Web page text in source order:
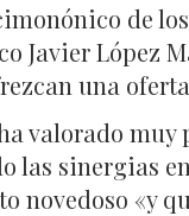
de
Javier López
una
valorado
las sinergias
novedoso «y